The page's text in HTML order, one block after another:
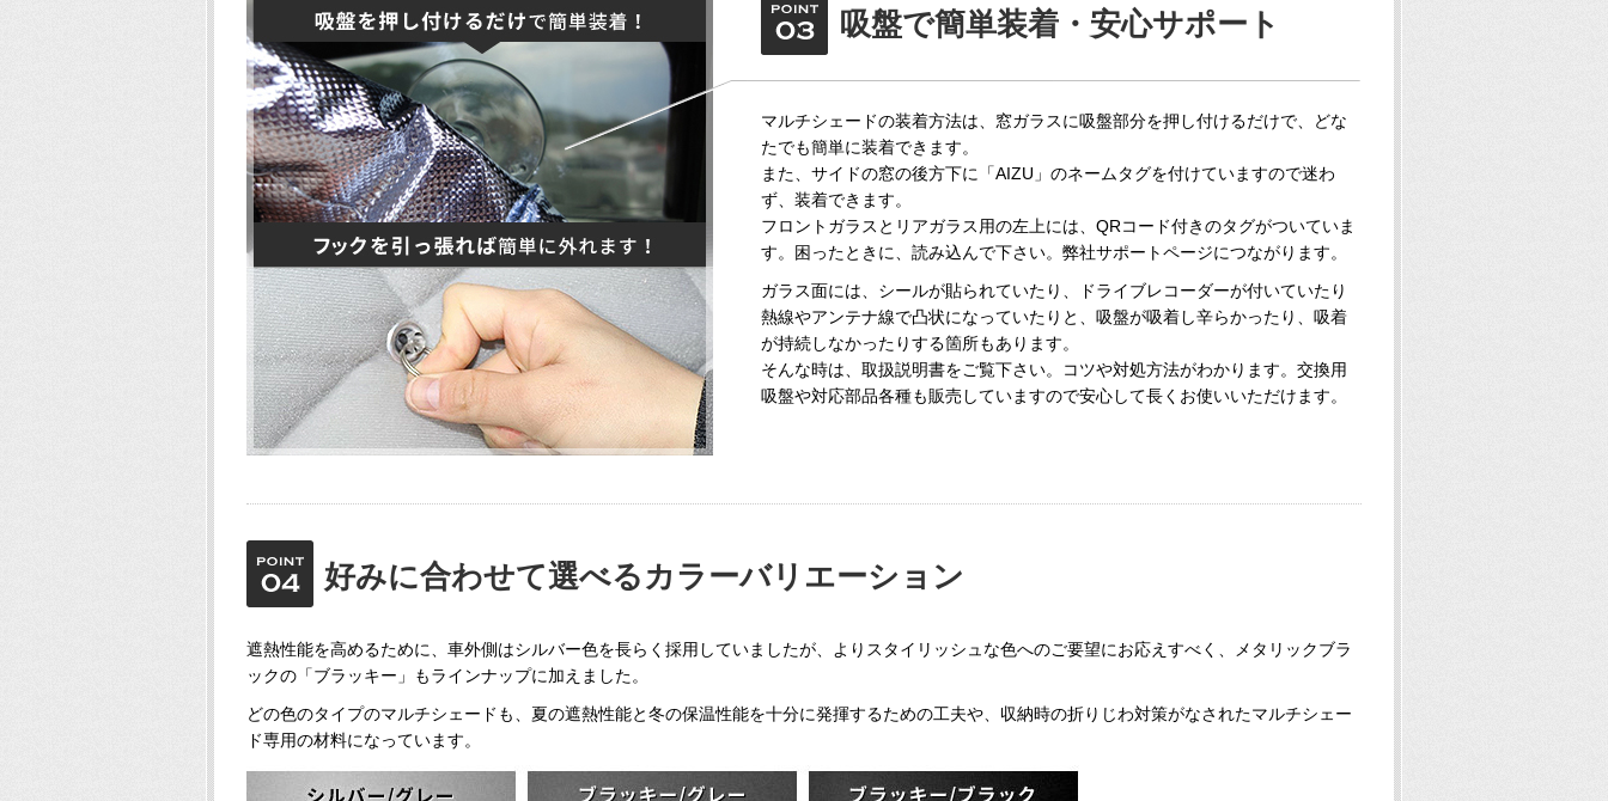
吸盤で簡単装着・安心サポート
マルチシェードの装着方法は、窓ガラスに吸盤部分を押し付けるだけで、どな
たでも簡単に装着できます。
また、サイドの窓の後方下に「AIZU」のネームタグを付けていますので迷わ
ず、装着できます。
フロントガラスとリアガラス用の左上には、QRコード付きのタグがついていま
す。困ったときに、読み込んで下さい。弊社サポートページにつながります。
ガラス面には、シールが貼られていたり、ドライブレコーダーが付いていたり
熱線やアンテナ線で凸状になっていたりと、吸盤が吸着し辛らかったり、吸着
が持続しなかったりする箇所もあります。
そんな時は、取扱説明書をご覧下さい。コツや対処方法がわかります。交換用
吸盤や対応部品各種も販売していますので安心して長くお使いいただけます。
好みに合わせて選べるカラーバリエーション
遮熱性能を高めるために、車外側はシルバー色を長らく採用していましたが、よりスタイリッシュな色へのご要望にお応えすべく、メタリックブラ
ックの「ブラッキー」もラインナップに加えました。
どの色のタイプのマルチシェードも、夏の遮熱性能と冬の保温性能を十分に発揮するための工夫や、収納時の折りじわ対策がなされたマルチシェー
ド専用の材料になっています。